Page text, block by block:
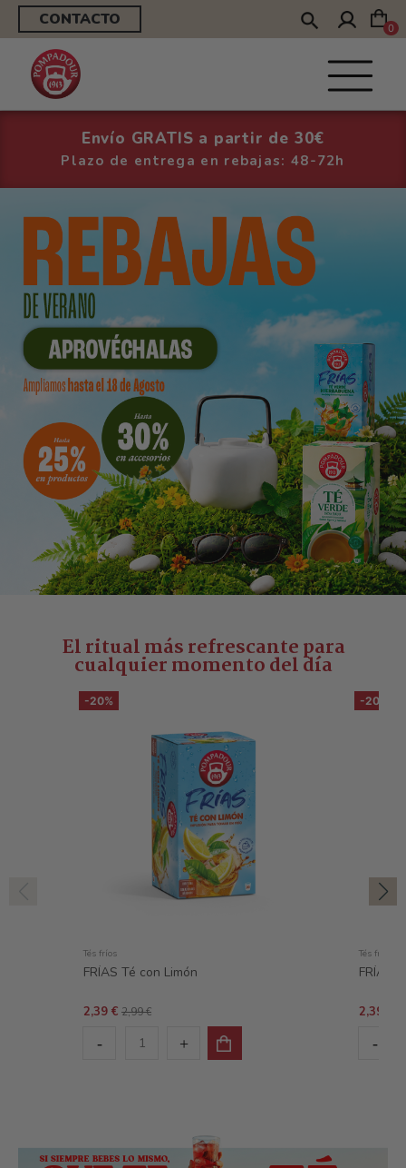
CONTACTO 0
Envío GRATIS a partir de 30€
Plazo de entrega en rebajas: 48-72h
El ritual más refrescante para
cualquier momento del día
-20%
Tés fríos
FRÍAS Té con Limón
2,39 € 2,99 €
-20%
Tés fríos
FRÍAS
2,39 €